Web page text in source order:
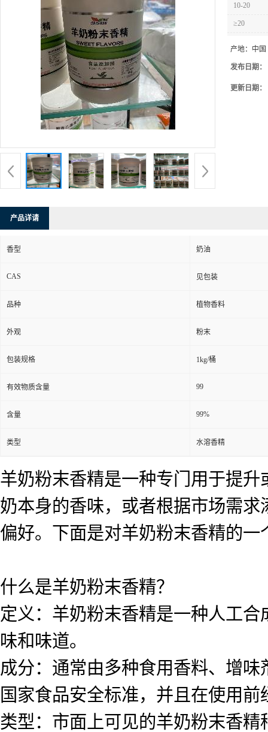
10-20
≥20
产地： 中国
发布日期：
更新日期：
产品详请
香型 奶油
CAS 见包装
品种 植物香料
外观 粉末
包装规格 1kg/桶
有效物质含量 99
含量 99%
类型 水溶香精
羊奶粉末香精是一种专门用于提
奶本身的香味，或者根据市场需
偏好。下面是对羊奶粉末香精的一
什么是羊奶粉末香精？
定义：羊奶粉末香精是一种人工
味和味道。
成分：通常由多种食用香料、增
国家食品安全标准，并且在使用
类型：市面上可见的羊奶粉末香